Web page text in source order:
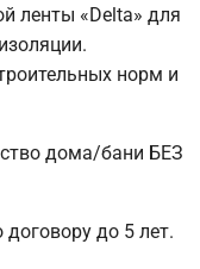
ленты «Delta» для
норм и
дома/бани БЕЗ
до 5 лет.